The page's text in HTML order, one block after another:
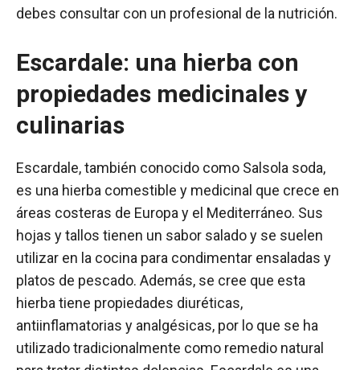
debes consultar con un profesional de la nutrición.
Escardale: una hierba con
propiedades medicinales y
culinarias
Escardale, también conocido como Salsola soda,
es una hierba comestible y medicinal que crece en
áreas costeras de Europa y el Mediterráneo. Sus
hojas y tallos tienen un sabor salado y se suelen
utilizar en la cocina para condimentar ensaladas y
platos de pescado. Además, se cree que esta
hierba tiene propiedades diuréticas,
antiinflamatorias y analgésicas, por lo que se ha
utilizado tradicionalmente como remedio natural